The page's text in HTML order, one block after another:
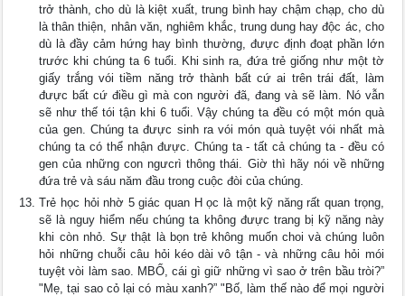
trở thành, cho dù là kiệt xuất, trung bình hay chậm chạp, cho dù
là thân thiện, nhân văn, nghiêm khắc, trung dung hay độc ác, cho
dù là đầy cảm hứng hay bình thường, đưực định đoạt phần lớn
trước khi chúng ta 6 tuổi. Khi sinh ra, đứa trẻ giống như một tờ
giấy trắng vói tiềm năng trở thành bất cứ ai trên trái đất, làm
đưực bất cứ điều gì mà con người đã, đang và sẽ làm. Nó vẫn
sẽ như thế tói tận khi 6 tuổi. Vậy chúng ta đều có một món quà
của gen. Chúng ta đưực sinh ra vói món quà tuyệt vói nhất mà
chúng ta có thể nhận đưực. Chúng ta - tất cả chúng ta - đều có
gen của những con ngưcrì thông thái. Giờ thì hãy nói về những
đứa trẻ và sáu năm đầu trong cuộc đòi của chúng.
Trẻ học hỏi nhờ 5 giác quan H ọc là một kỹ năng rất quan trọng,
sẽ là nguy hiểm nếu chúng ta không đưực trang bị kỹ năng này
khi còn nhỏ. Sự thật là bọn trẻ không muốn choi và chúng luôn
hỏi những chuỗi câu hỏi kéo dài vô tận - và những câu hỏi mói
tuyệt vòi làm sao. MBỐ, cái gì giữ những vì sao ở trên bầu tròi?”
"Mẹ, tại sao cỏ lại có màu xanh?” "Bố, làm thế nào để mọi người